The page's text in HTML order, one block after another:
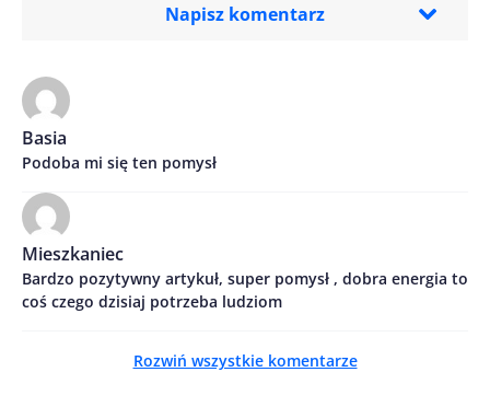
Napisz komentarz
Treść komentarza*
Imię/ Nick*
Zapamiętaj moje dane w tej przeglądarce podczas
Basia
Podoba mi się ten pomysł
Mieszkaniec
Bardzo pozytywny artykuł, super pomysł , dobra energia to
coś czego dzisiaj potrzeba ludziom
Rozwiń wszystkie komentarze